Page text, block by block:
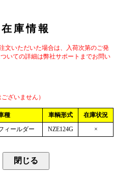
在庫情報
文いただいた場合は、入荷次第のご発
いての詳細は弊社サポートまでお問い
ざいません）
種 車輌形式
在庫状況
ィールダー NZE124G ×